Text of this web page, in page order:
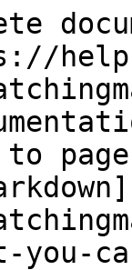
to
you-